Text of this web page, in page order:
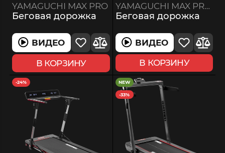
YAMAGUCHI MAX PRO
Беговая дорожка
ВИДЕО
В КОРЗИНУ
YAMAGUCHI MAX PRO-S
Беговая дорожка
ВИДЕО
В КОРЗИНУ
-24% NEW
-33%